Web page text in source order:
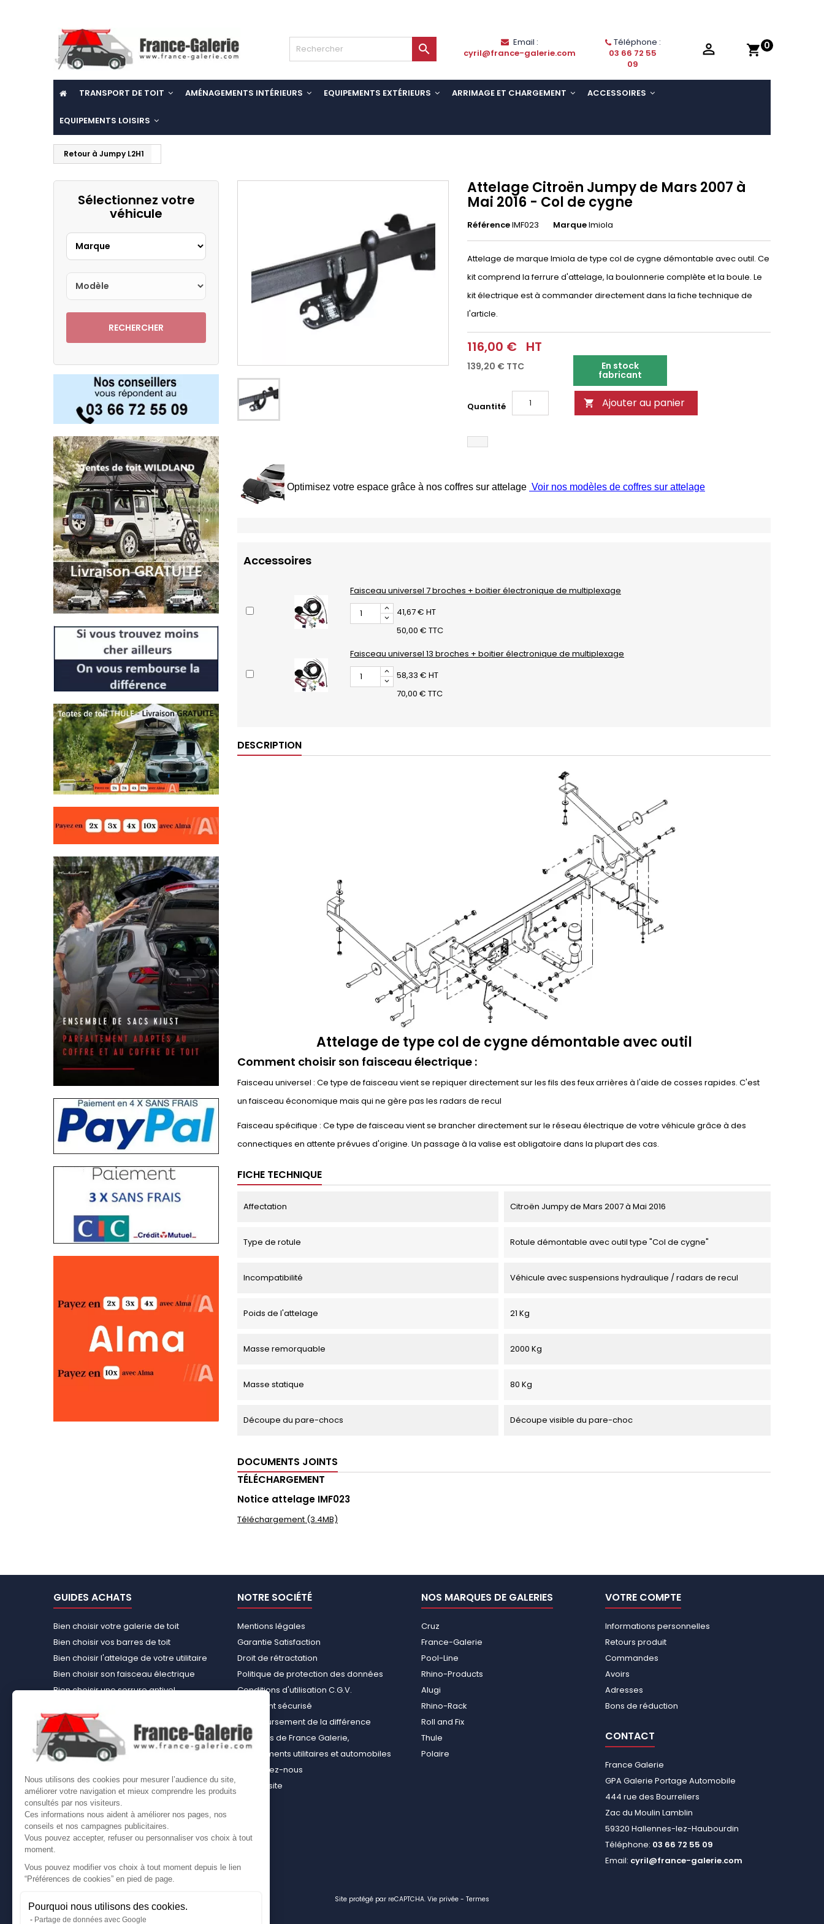
Nous utilisons des cookies pour mesurer l’audience du site,
améliorer votre navigation et mieux comprendre les produits
consultés par nos visiteurs.
Ces informations nous aident à améliorer nos pages, nos
conseils et nos campagnes publicitaires.
Vous pouvez accepter, refuser ou personnaliser vos choix à tout
moment.
Vous pouvez modifier vos choix à tout moment depuis le lien
“Préférences de cookies” en pied de page.
Pourquoi nous utilisons des cookies.
Partage de données avec Google
shopping_cart 0

Email :
cyril@france-galerie.com
Téléphone :
03 66 72 55
09

TRANSPORT DE TOIT AMÉNAGEMENTS INTÉRIEURS EQUIPEMENTS EXTÉRIEURS ARRIMAGE ET CHARGEMENT ACCESSOIRES
EQUIPEMENTS LOISIRS
Retour à Jumpy L2H1
Sélectionnez votre
véhicule
RECHERCHER
Attelage Citroën Jumpy de Mars 2007 à
Mai 2016 - Col de cygne
RéférenceIMF023 MarqueImiola
Attelage de marque Imiola de type col de cygne démontable avec outil. Ce
kit comprend la ferrure d'attelage, la boulonnerie complète et la boule. Le
kit électrique est à commander directement dans la fiche technique de
l'article.
116,00 € HT
139,20 € TTC En stock
fabricant
Quantité  Ajouter au panier
Optimisez votre espace grâce à nos coffres sur attelage Voir nos modèles de coffres sur attelage
Accessoires
Faisceau universel 7 broches + boitier électronique de multiplexage
41,67 € HT
50,00 € TTC
Faisceau universel 13 broches + boitier électronique de multiplexage
58,33 € HT
70,00 € TTC
DESCRIPTION
Attelage de type col de cygne démontable avec outil
Comment choisir son faisceau électrique :
Faisceau universel : Ce type de faisceau vient se repiquer directement sur les fils des feux arrières à l'aide de cosses rapides. C'est
un faisceau économique mais qui ne gère pas les radars de recul
Faisceau spécifique : Ce type de faisceau vient se brancher directement sur le réseau électrique de votre véhicule grâce à des
connectiques en attente prévues d'origine. Un passage à la valise est obligatoire dans la plupart des cas.
FICHE TECHNIQUE
Affectation Citroën Jumpy de Mars 2007 à Mai 2016
Type de rotule Rotule démontable avec outil type "Col de cygne"
Incompatibilité Véhicule avec suspensions hydraulique / radars de recul
Poids de l'attelage 21 Kg
Masse remorquable 2000 Kg
Masse statique 80 Kg
Découpe du pare-chocs Découpe visible du pare-choc
DOCUMENTS JOINTS
TÉLÉCHARGEMENT
Notice attelage IMF023
Téléchargement (3.4MB)
GUIDES ACHATS
Bien choisir votre galerie de toit
Bien choisir vos barres de toit
Bien choisir l'attelage de votre utilitaire
Bien choisir son faisceau électrique
Bien choisir une serrure antivol
Choisir le kit d’aménagement loisirs
démontable idéal
Bien choisir un kit d’habillage bois ou un
Bien choisir son coffre sur attelage
Comment bien choisir son coffre de toit
NOTRE SOCIÉTÉ
Mentions légales
Garantie Satisfaction
Droit de rétractation
Politique de protection des données
Conditions d'utilisation C.G.V.
Paiement sécurisé
Remboursement de la différence
À propos de France Galerie,
équipements utilitaires et automobiles
Contactez-nous
Plan du site
NOS MARQUES DE GALERIES
Cruz
France-Galerie
Pool-Line
Rhino-Products
Alugi
Rhino-Rack
Roll and Fix
Thule
Polaire
VOTRE COMPTE
Informations personnelles
Retours produit
Commandes
Avoirs
Adresses
Bons de réduction
CONTACT
France Galerie
GPA Galerie Portage Automobile
444 rue des Bourreliers
Zac du Moulin Lamblin
59320 Hallennes-lez-Haubourdin
Téléphone: 03 66 72 55 09
Email: cyril@france-galerie.com
Site protégé par reCAPTCHA. Vie privée - Termes